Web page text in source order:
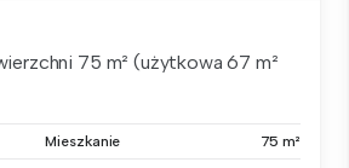
75 m² (użytkowa 67 m²
Mieszkanie 75 m²